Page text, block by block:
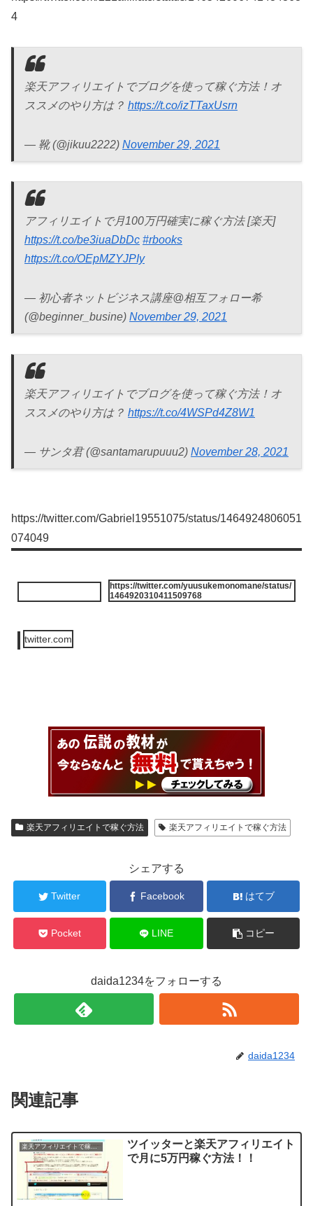
4
楽天アフィリエイトでブログを使って稼ぐ方法！オ
ススメのやり方は？ https://t.co/izTTaxUsrn
— 靴 (@jikuu2222) November 29, 2021
アフィリエイトで月100万円確実に稼ぐ方法 [楽天]
https://t.co/be3iuaDbDc #rbooks
https://t.co/OEpMZYJPIy
— 初心者ネットビジネス講座@相互フォロー希
(@beginner_busine) November 29, 2021
楽天アフィリエイトでブログを使って稼ぐ方法！オ
ススメのやり方は？ https://t.co/4WSPd4Z8W1
— サンタ君 (@santamarupuuu2) November 28, 2021
https://twitter.com/Gabriel19551075/status/1464924806051
074049
https://twitter.com/yuusukemonomane/status/
1464920310411509768
twitter.com
楽天アフィリエイトで稼ぐ方法 楽天アフィリエイトで稼ぐ方法
シェアする
Twitter Facebook はてブ
Pocket LINE コピー
daida1234をフォローする
daida1234
関連記事
ツイッターと楽天アフィリエイト
で月に5万円稼ぐ方法！！